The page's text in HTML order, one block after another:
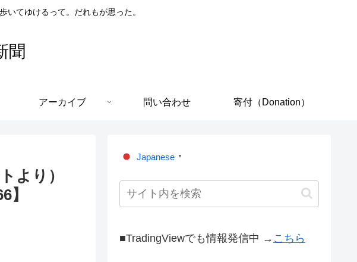
いてゆけるって。だれもが思った。
聞
アーカイブ 問い合わせ 寄付（Donation）
より）
Japanese ▼
■TradingViewでも情報発信中 → こちら